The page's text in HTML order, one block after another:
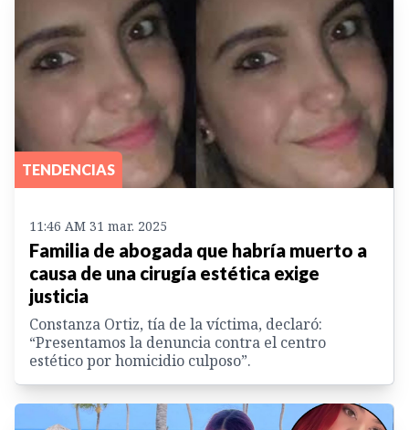
TENDENCIAS
11:46 AM 31 mar. 2025
Familia de abogada que habría muerto a
causa de una cirugía estética exige
justicia
Constanza Ortiz, tía de la víctima, declaró:
“Presentamos la denuncia contra el centro
estético por homicidio culposo”.